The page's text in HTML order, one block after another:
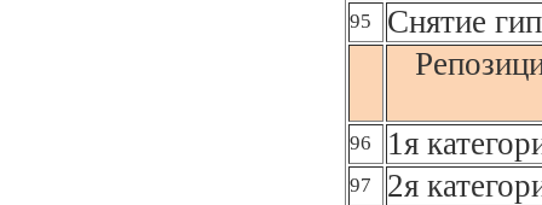
95
Снятие
96 1я
97 2я